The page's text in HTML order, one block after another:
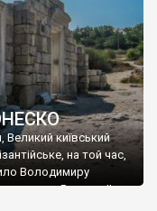
Великий київський
на той час,
Володимиру
Василю ІІ, та